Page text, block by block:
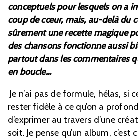
conceptuels pour lesquels on a
coup de cœur, mais, au-delà du
sûrement une recette magique
des chansons fonctionne aussi
partout dans les commentaires
en boucle…
Je n’ai pas de formule, hélas, si
rester fidèle à ce qu’on a
d’exprimer au travers d’une
soit. Je pense qu’un album,